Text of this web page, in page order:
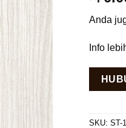
Anda
Info
SKU: ST-